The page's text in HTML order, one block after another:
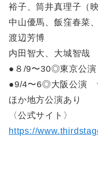
裕子、筒井真理子（
中山優馬、飯窪春菜
渡辺芳博
内田智大、大城智哉
●８/9〜30◎東京公
●9/4〜6◎大阪公演
ほか地方公演あり
〈公式サイト〉
https://